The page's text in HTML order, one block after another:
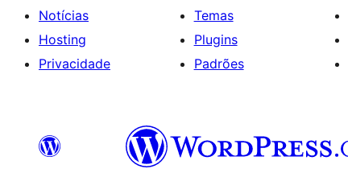
Notícias
Hosting
Privacidade
Temas
Plugins
Padrões